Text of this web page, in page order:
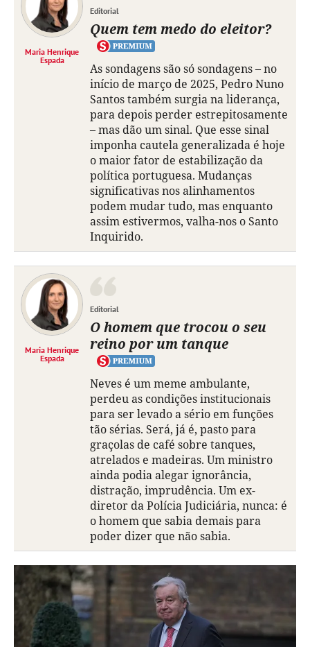
Maria Henrique
Espada
Editorial
Quem tem medo do eleitor?
As sondagens são só sondagens – no
início de março de 2025, Pedro Nuno
Santos também surgia na liderança,
para depois perder estrepitosamente
– mas dão um sinal. Que esse sinal
imponha cautela generalizada é hoje
o maior fator de estabilização da
política portuguesa. Mudanças
significativas nos alinhamentos
podem mudar tudo, mas enquanto
assim estivermos, valha-nos o Santo
Inquirido.
Maria Henrique
Espada
Editorial
O homem que trocou o seu
reino por um tanque
Neves é um meme ambulante,
perdeu as condições institucionais
para ser levado a sério em funções
tão sérias. Será, já é, pasto para
graçolas de café sobre tanques,
atrelados e madeiras. Um ministro
ainda podia alegar ignorância,
distração, imprudência. Um ex-
diretor da Polícia Judiciária, nunca: é
o homem que sabia demais para
poder dizer que não sabia.